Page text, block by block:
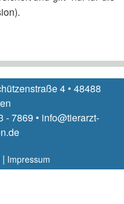
4 • 48488
- 7869 • info@tierarzt-
| Impressum